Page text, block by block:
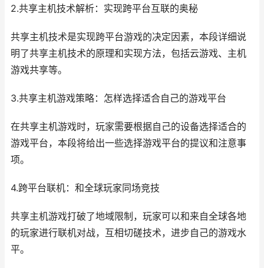
2.共享主机技术解析：实现跨平台互联的奥秘
共享主机技术是实现跨平台游戏的决定因素，本段详细说
明了共享主机技术的原理和实现方法，包括云游戏、主机
游戏共享等。
3.共享主机游戏策略：怎样选择适合自己的游戏平台
在共享主机游戏时，玩家需要根据自己的设备选择适合的
游戏平台，本段将给出一些选择游戏平台的提议和注意事
项。
4.跨平台联机：和全球玩家同场竞技
共享主机游戏打破了地域限制，玩家可以和来自全球各地
的玩家进行联机对战，互相切磋技术，进步自己的游戏水
平。